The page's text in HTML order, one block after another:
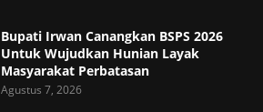
Bupati Irwan Canangkan BSPS 2026
Untuk Wujudkan Hunian Layak
Masyarakat Perbatasan
Agustus 7, 2026